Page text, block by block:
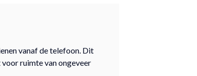
vanaf de telefoon. Dit
ruimte van ongeveer